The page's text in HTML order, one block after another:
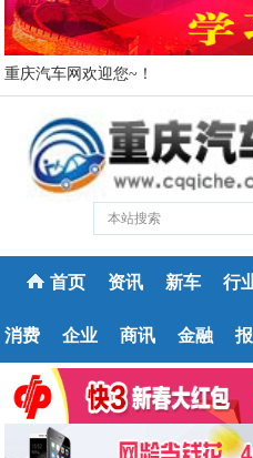
重庆汽车网欢迎您~！
首页 资讯 新车 行
消费 企业 商讯 金融